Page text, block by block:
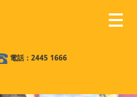
電話： 2445 1666